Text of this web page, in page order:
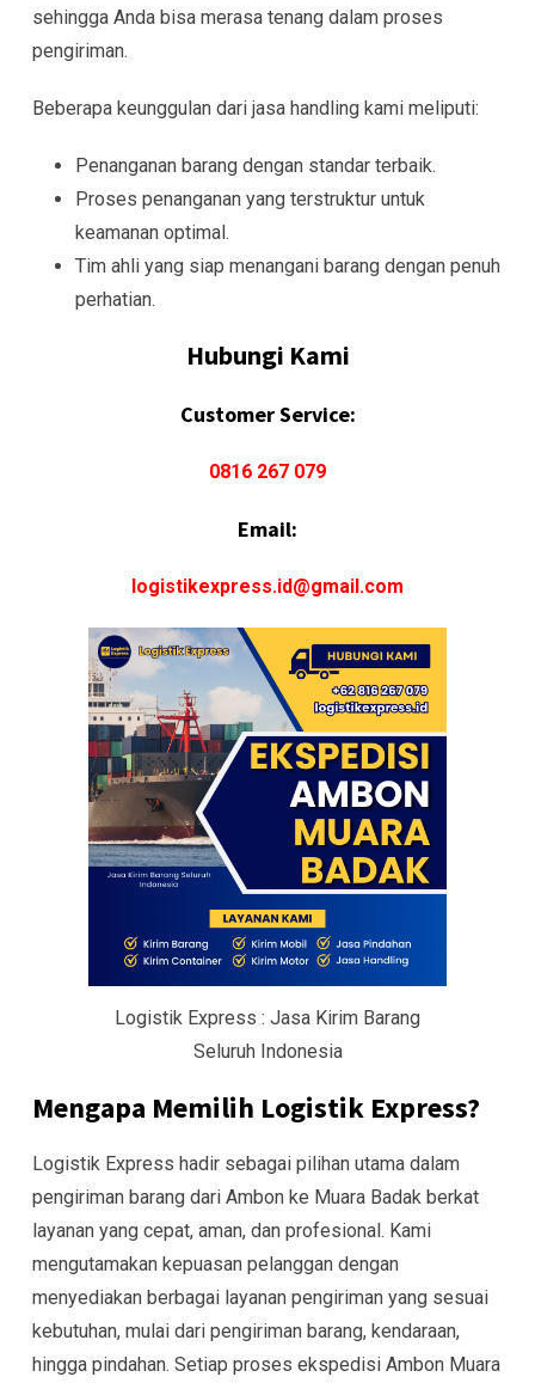
sehingga Anda bisa merasa tenang dalam proses
pengiriman.
Beberapa keunggulan dari jasa handling kami meliputi:
Penanganan barang dengan standar terbaik.
Proses penanganan yang terstruktur untuk
keamanan optimal.
Tim ahli yang siap menangani barang dengan penuh
perhatian.
Hubungi Kami
Customer Service:
0816 267 079
Email:
logistikexpress.id@gmail.com
Logistik Express : Jasa Kirim Barang
Seluruh Indonesia
Mengapa Memilih Logistik Express?
Logistik Express hadir sebagai pilihan utama dalam
pengiriman barang dari Ambon ke Muara Badak berkat
layanan yang cepat, aman, dan profesional. Kami
mengutamakan kepuasan pelanggan dengan
menyediakan berbagai layanan pengiriman yang sesuai
kebutuhan, mulai dari pengiriman barang, kendaraan,
hingga pindahan. Setiap proses ekspedisi Ambon Muara